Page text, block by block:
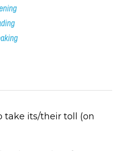
take its/their toll (on